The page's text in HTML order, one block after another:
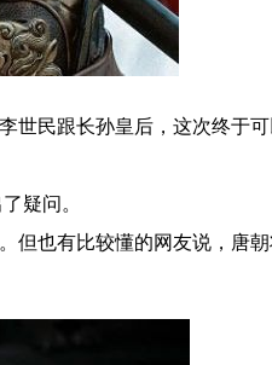
民跟长孙皇后，这次终于
疑问。
也有比较懂的网友说，唐